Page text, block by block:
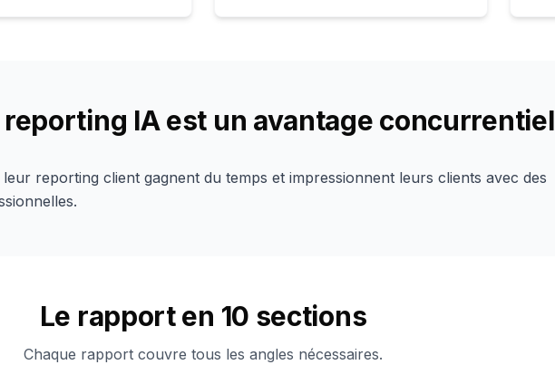
IA est un avantage concurrentiel
reporting client gagnent du temps et impressionnent leurs clients avec des
Le rapport en 10 sections
Chaque rapport couvre tous les angles nécessaires.